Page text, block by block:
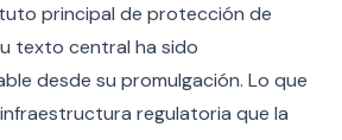
principal de protección de
texto central ha sido
desde su promulgación. Lo que
regulatoria que la